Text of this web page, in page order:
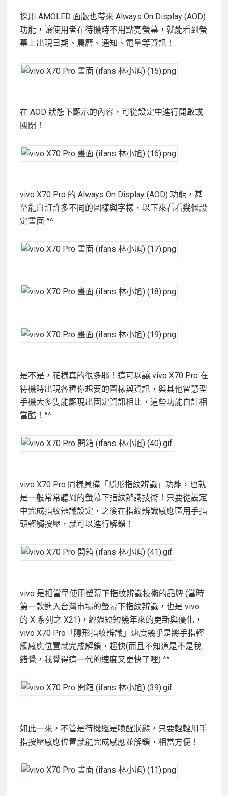
採用 AMOLED 面版也帶來 Always On Display (AOD)
功能，讓使用者在待機時不用點亮螢幕，就能看到螢
幕上出現日期、農曆、通知、電量等資訊！
在 AOD 狀態下顯示的內容，可從設定中進行開啟或
關閉！
vivo X70 Pro 的 Always On Display (AOD) 功能，甚
至能自訂許多不同的圖樣與字樣，以下來看看幾個設
定畫面 ^^
是不是，花樣真的很多耶！這可以讓 vivo X70 Pro 在
待機時出現各種你想要的圖樣與資訊，與其他智慧型
手機大多隻能顯現出固定資訊相比，這些功能自訂相
當酷！^^
vivo X70 Pro 同樣具備「隱形指紋辨識」功能，也就
是一般常常聽到的螢幕下指紋辨識技術！只要從設定
中完成指紋辨識設定，之後在指紋辨識感應區用手指
頭輕觸按壓，就可以進行解鎖！
vivo 是相當早使用螢幕下指紋辨識技術的品牌 (當時
第一款進入台灣市場的螢幕下指紋辨識，也是 vivo
的 X 系列之 X21)，經過短短幾年來的更新與優化，
vivo X70 Pro「隱形指紋辨識」速度幾乎是將手指輕
觸感應位置就完成解鎖，超快(而且不知道是不是我
錯覺，我覺得這一代的速度又更快了哩) ^^
如此一來，不管是待機還是喚醒狀態，只要輕輕用手
指按壓感應位置就能完成感應並解鎖，相當方便！